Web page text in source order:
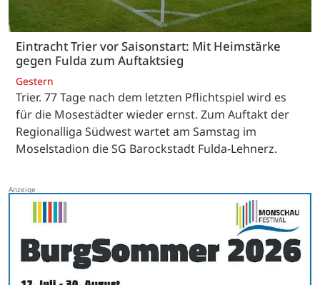
Eintracht Trier vor Saisonstart: Mit Heimstärke
gegen Fulda zum Auftaktsieg
Gestern
Trier. 77 Tage nach dem letzten Pflichtspiel wird es
für die Mosestädter wieder ernst. Zum Auftakt der
Regionalliga Südwest wartet am Samstag im
Moselstadion die SG Barockstadt Fulda-Lehnerz.